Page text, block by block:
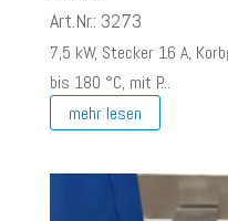
Art.Nr.: 3273
7,5 kW, Stecker 16 A,
bis 180 °C, mit P...
mehr lesen